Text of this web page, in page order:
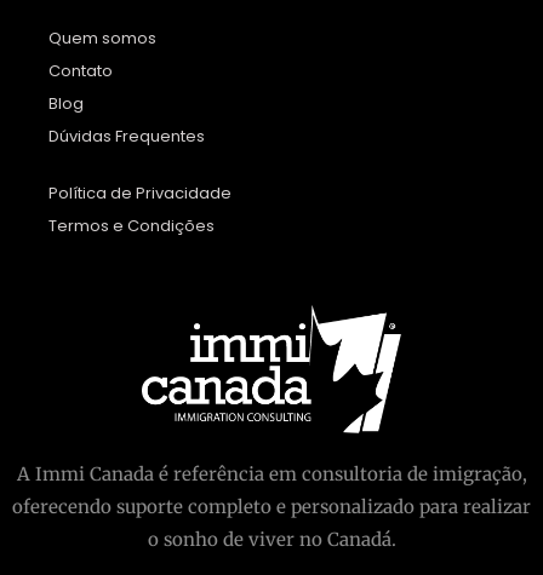
Quem somos
Contato
Blog
Dúvidas Frequentes
Política de Privacidade
Termos e Condições
A Immi Canada é referência em consultoria de imigração,
oferecendo suporte completo e personalizado para realizar
o sonho de viver no Canadá.